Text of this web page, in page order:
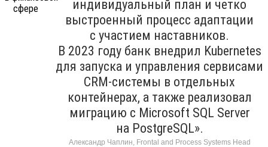
индивидуальный план и четко
выстроенный процесс адаптации
с участием наставников.
В 2023 году банк внедрил Kubernetes
для запуска и управления сервисами
CRM-системы в отдельных
контейнерах, а также реализовал
миграцию с Microsoft SQL Server
на PostgreSQL».
Александр Чаплин, Frontal and Process Systems Head